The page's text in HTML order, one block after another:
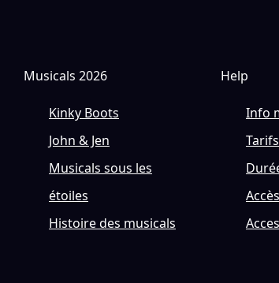
Musicals 2026
Kinky Boots
John & Jen
Musicals sous les
étoiles
Histoire des musicals
Help
Info
Tarifs
Accès